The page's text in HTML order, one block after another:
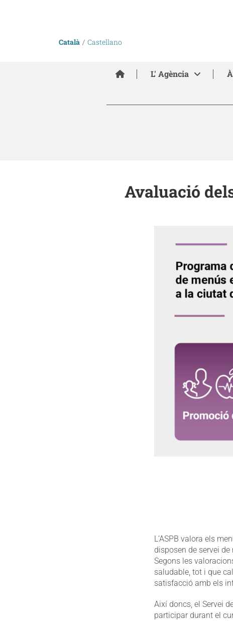
Català Castellano
Inici L' Agència
Avaluació
L’ASPB valora els
disposen de servei
Segons les
saludable, tot i que
satisfacció amb els
Així doncs, el Servei
participar durant el